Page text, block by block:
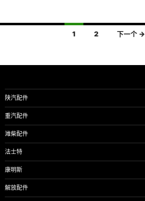
导
1 2 下一个 →
陕汽配件
重汽配件
潍柴配件
法士特
康明斯
解放配件